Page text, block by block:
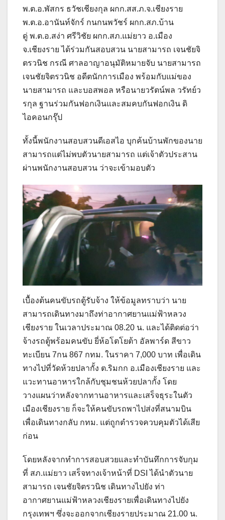
พ.ต.อ.พัสกร ธวัชเชียงกุล ผกก.สส.ภ.จ.เชียงราย
พ.ต.อ.อานันท์จักร์ กนกนพวัชร์ ผกก.สภ.บ้าน
ดู่ พ.ต.อ.สง่า ศรีวิชัย ผกก.สภ.แม่ยาว อ.เมือง
จ.เชียงราย ได้ร่วมกันสอบสวน นายสามารถ เจนชัยจิ
ตรวนิช กรณี ศาลอาญาอนุมัติหมายจับ นายสามารถ
เจนชัยจิตรวนิช อดีตนักการเมือง พร้อมกับแม่ของ
นายสามารถ และบอสพอล หรือนายวรัตน์พล วรัทย์ว
รกุล ฐานร่วมกันฟอกเงินและสมคบกันฟอกเงิน ดิ
ไอคอนกรุ๊ป
ทั้งนี้พนักงานสอบสวนดีเอสไอ บุกค้นบ้านพักของนาย
สามารถแต่ไม่พบตัวนายสามารถ แต่เจ้าตัวประสาน
ผ่านพนักงานสอบสวน ว่าจะเข้ามอบตัว
เบื้องต้นคนขับรถตู้รับจ้าง ให้ข้อมูลทราบว่า นาย
สามารถเดินทางมาถึงท่าอากาศยานแม่ฟ้าหลวง
เชียงราย ในเวลาประมาณ 08.20 น. และได้ติดต่อว่า
จ้างรถตู้พร้อมคนขับ ยี่ห้อโตโยต้า อัลพาร์ด สีขาว
ทะเบียน 7กน 867 กทม. ในราคา 7,000 บาท เพื่อเดิน
ทางไปที่วัดห้วยปลากั้ง ต.ริมกก อ.เมืองเชียงราย และ
แวะทานอาหารใกล้กับชุมชนห้วยปลากั้ง โดย
วางแผนว่าหลังจากทานอาหารและเสร็จธุระในตัว
เมืองเชียงราย ก็จะให้คนขับรถพาไปส่งที่สนามบิน
เพื่อเดินทางกลับ กทม. แต่ถูกตำรวจควบคุมตัวได้เสีย
ก่อน
โดยหลังจากทำการสอบสวยและทำบันทึกการจับกุม
ที่ สภ.แม่ยาว เสร็จทางเจ้าหน้าที่ DSI ได้นำตัวนาย
สามารถ เจนชัยจิตรวนิช เดินทางไปยัง ท่า
อากาศยานแม่ฟ้าหลวงเชียงรายเพื่อเดินทางไปยัง
กรุงเทพฯ ซึ่งจะออกจากเชียงรายประมาณ 21.00 น.